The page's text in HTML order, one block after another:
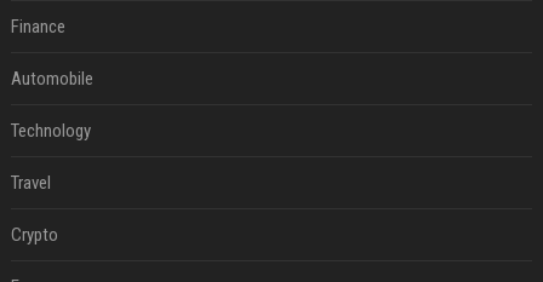
Finance
Automobile
Technology
Travel
Crypto